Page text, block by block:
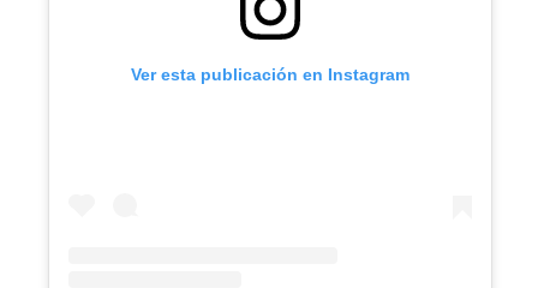
Ver esta publicación en Instagram